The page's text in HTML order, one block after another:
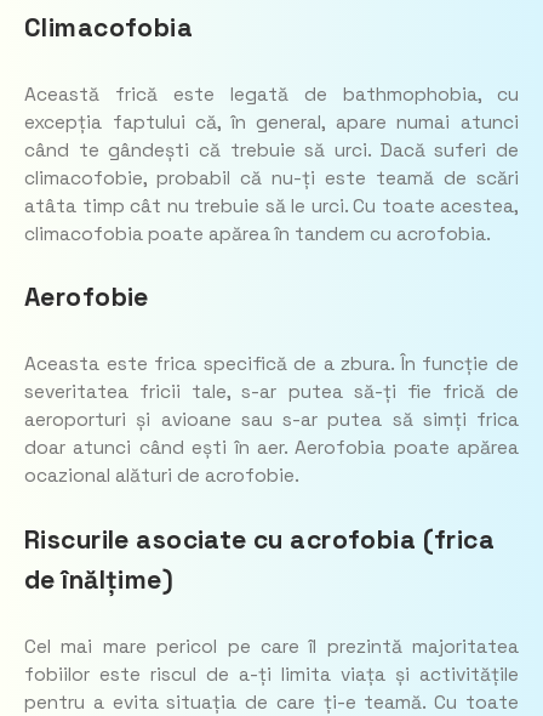
Climacofobia
Această frică este legată de bathmophobia, cu
excepția faptului că, în general, apare numai atunci
când te gândești că trebuie să urci. Dacă suferi de
climacofobie, probabil că nu-ți este teamă de scări
atâta timp cât nu trebuie să le urci. Cu toate acestea,
climacofobia poate apărea în tandem cu acrofobia.
Aerofobie
Aceasta este frica specifică de a zbura. În funcție de
severitatea fricii tale, s-ar putea să-ți fie frică de
aeroporturi și avioane sau s-ar putea să simți frica
doar atunci când ești în aer. Aerofobia poate apărea
ocazional alături de acrofobie.
Riscurile asociate cu acrofobia (frica
de înălțime)
Cel mai mare pericol pe care îl prezintă majoritatea
fobiilor este riscul de a-ți limita viața și activitățile
pentru a evita situația de care ți-e teamă. Cu toate